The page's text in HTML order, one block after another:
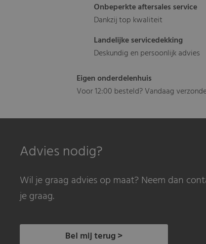
Onbeperkte aftersales service
Dankzij top kwaliteit
Landelijke servicedekking
Deskundig en persoonlijk advies
Eigen onderdelenhuis
Voor 12:00 besteld? Vandaag
Advies nodig?
Wil je graag advies op maat? Neem dan
je graag.
Bel mij terug >